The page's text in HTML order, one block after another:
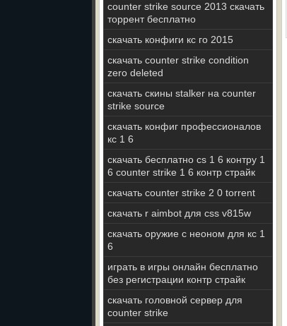
counter strike source 2013 скачать
торрент бесплатно
скачать конфиги кс го 2015
скачать counter strike condition
zero deleted
скачать скины stalker на counter
strike source
скачать конфиг профессионалов
кс 1 6
скачать бесплатно cs 1 6 контру 1
6 counter strike 1 6 контр страйк
скачать counter strike 2 0 torrent
скачать r aimbot для css v815w
скачать оружие с неоном для кс 1
6
играть в игры онлайн бесплатно
без регистрации контр страйк
скачать головной сервер для
counter strike